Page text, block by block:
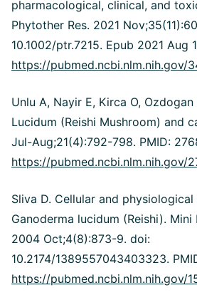
pharmacological, clinical, and
Phytother Res. 2021
10.1002/ptr.7215. Epub 2021 Aug
https://pubmed.ncbi.nlm.nih.gov/
Unlu A, Nayir E, Kirca O,
Lucidum (Reishi Mushroom) and
Jul-Aug;21(4):792-798. PMID:
https://pubmed.ncbi.nlm.nih.gov/
Sliva D. Cellular and
Ganoderma lucidum (Reishi). Mini
2004 Oct;4(8):873-9. doi:
10.2174/1389557043403323.
https://pubmed.ncbi.nlm.nih.gov/